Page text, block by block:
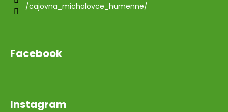
/cajovna_michalovce_humenne/
Facebook
Instagram